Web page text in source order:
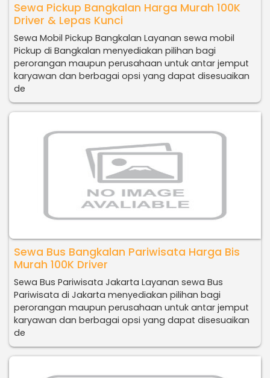
Sewa Pickup Bangkalan Harga Murah 100K
Driver & Lepas Kunci
Sewa Mobil Pickup Bangkalan Layanan sewa mobil
Pickup di Bangkalan menyediakan pilihan bagi
perorangan maupun perusahaan untuk antar jemput
karyawan dan berbagai opsi yang dapat disesuaikan
de
Sewa Bus Bangkalan Pariwisata Harga Bis
Murah 100K Driver
Sewa Bus Pariwisata Jakarta Layanan sewa Bus
Pariwisata di Jakarta menyediakan pilihan bagi
perorangan maupun perusahaan untuk antar jemput
karyawan dan berbagai opsi yang dapat disesuaikan
de